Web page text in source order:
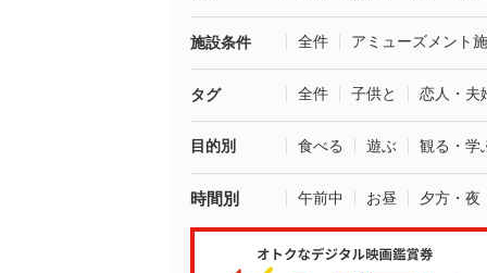
施設条件 全件 アミューズメント
タグ 全件 子供と 恋人・夫
目的別 食べる 遊ぶ 観る・学
時間別 午前中 お昼 夕方・夜